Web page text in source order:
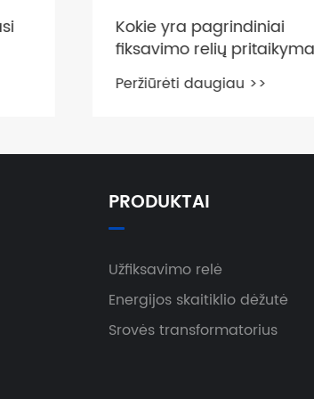
Kokie yra pagrindiniai
fiksavimo relių pritaikymai?
Peržiūrėti daugiau >>
PRODUKTAI
Užfiksavimo relė
Energijos skaitiklio dėžutė
Srovės transformatorius